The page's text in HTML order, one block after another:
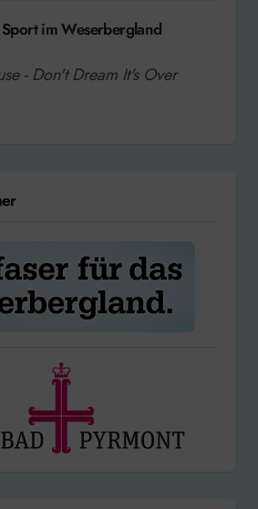
im Weserbergland
- Don't Dream It's Over